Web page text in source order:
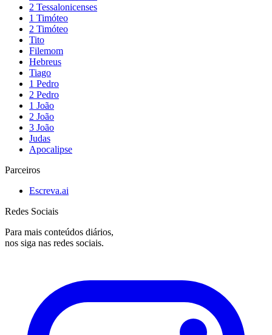
2 Tessalonicenses
1 Timóteo
2 Timóteo
Tito
Filemom
Hebreus
Tiago
1 Pedro
2 Pedro
1 João
2 João
3 João
Judas
Apocalipse
Parceiros
Escreva.ai
Redes Sociais
Para mais conteúdos diários,
nos siga nas redes sociais.